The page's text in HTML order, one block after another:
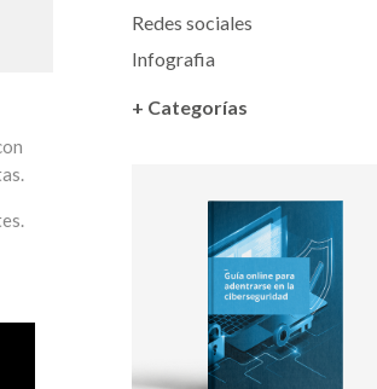
Redes sociales
Infografia
+ Categorías